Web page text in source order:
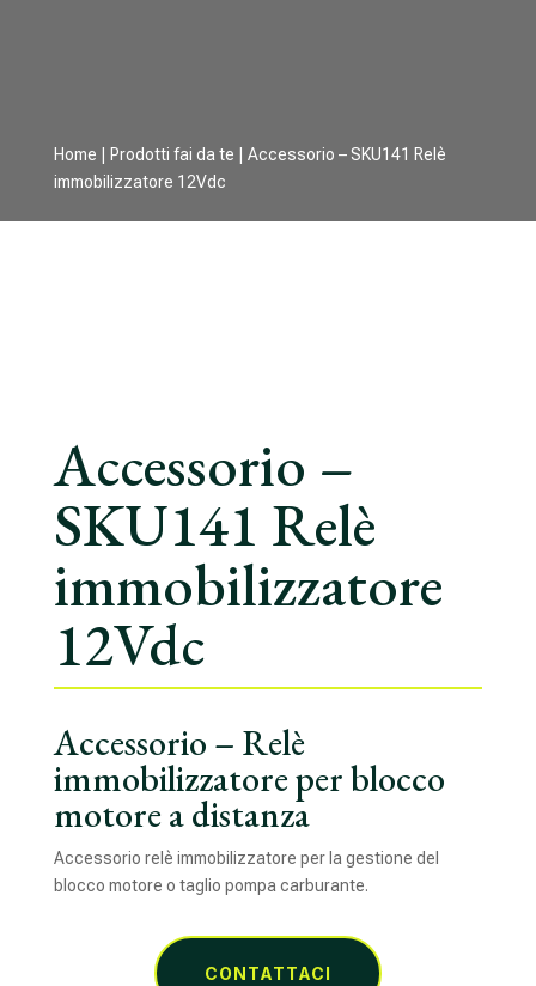
Home Prodotti fai da te | Accessorio – SKU141 Relè
immobilizzatore 12Vdc
Accessorio –
SKU141 Relè
immobilizzatore
12Vdc
Accessorio – Relè
immobilizzatore per blocco
motore a distanza
Accessorio relè immobilizzatore per la gestione del
blocco motore o taglio pompa carburante.
CONTATTACI